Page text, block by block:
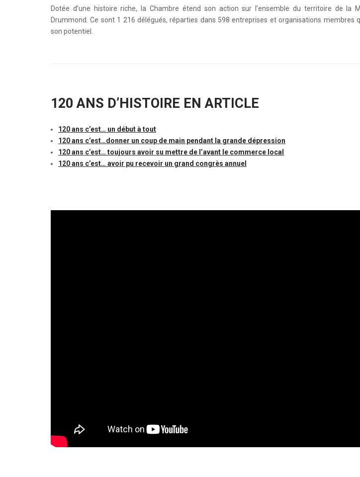
Dotée d’une histoire riche, la Chambre étend son action sur l’ensemble du territoire de la
Drummond. Ce sont 1 216 délégués, réparties dans 598 entreprises et organisations membres
son potentiel.
120 ANS D’HISTOIRE EN ARTICLE
120 ans c’est… un début à tout
120 ans c’est…donner un coup de main pendant la grande dépression
120 ans c’est… toujours avoir su mettre de l’avant le commerce local
120 ans c’est… avoir pu recevoir un grand congrès annuel